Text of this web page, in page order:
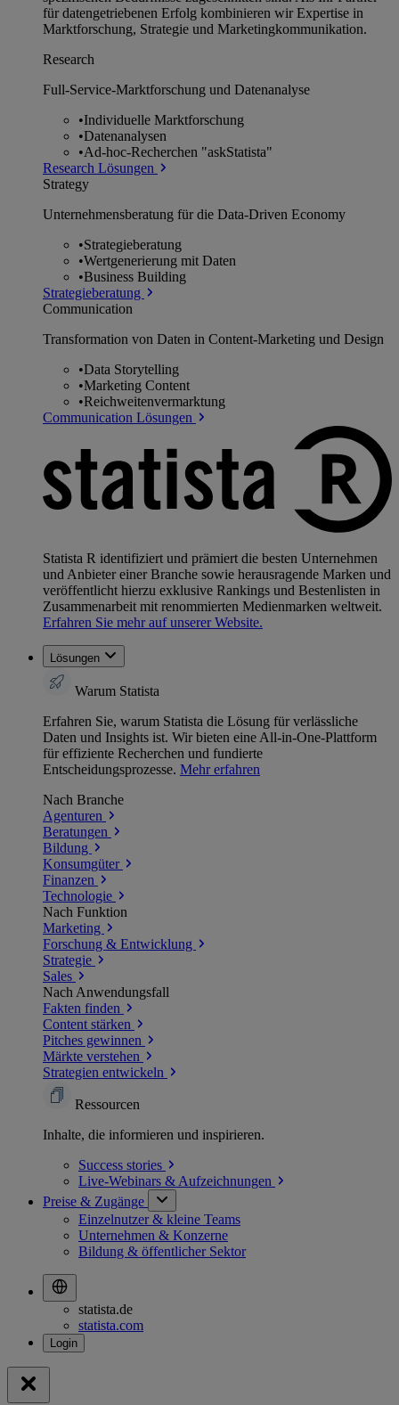
für datengetriebenen Erfolg kombinieren wir Expertise in
Marktforschung, Strategie und Marketingkommunikation.
Research
Full-Service-Marktforschung und Datenanalyse
•Individuelle Marktforschung
•Datenanalysen
•Ad-hoc-Recherchen "askStatista"
Research Lösungen
Strategy
Unternehmens­beratung für die Data-Driven Economy
•Strategieberatung
•Wertgenerierung mit Daten
•Business Building
Strategieberatung
Communication
Transformation von Daten in Content-Marketing und Design
•Data Storytelling
•Marketing Content
•Reichweitenvermarktung
Communication Lösungen
Statista R identifiziert und prämiert die besten Unternehmen
und Anbieter einer Branche sowie herausragende Marken und
veröffentlicht hierzu exklusive Rankings und Bestenlisten in
Zusammenarbeit mit renommierten Medienmarken weltweit.
Erfahren Sie mehr auf unserer Website.
Lösungen
Warum Statista
Erfahren Sie, warum Statista die Lösung für verlässliche
Daten und Insights ist. Wir bieten eine All-in-One-Plattform
für effiziente Recherchen und fundierte
Entscheidungsprozesse. Mehr erfahren
Nach Branche
Agenturen
Beratungen
Bildung
Konsumgüter
Finanzen
Technologie
Nach Funktion
Marketing
Forschung & Entwicklung
Strategie
Sales
Nach Anwendungsfall
Fakten finden
Content stärken
Pitches gewinnen
Märkte verstehen
Strategien entwickeln
Ressourcen
Inhalte, die informieren und inspirieren.
Success stories
Live-Webinars & Aufzeichnungen
Preise & Zugänge
Einzelnutzer & kleine Teams
Unternehmen & Konzerne
Bildung & öffentlicher Sektor
statista.de
statista.com